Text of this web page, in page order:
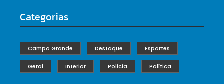
Categorias
Campo Grande Destaque Esportes
Geral Interior Polícia Política